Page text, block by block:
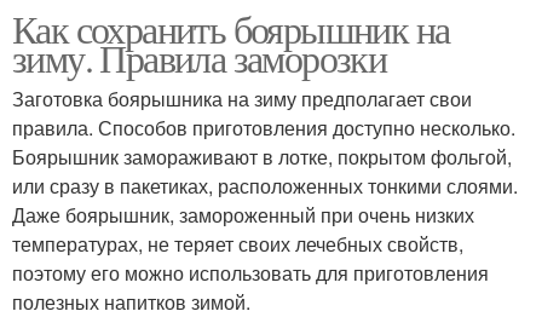
Как сохранить боярышник на
зиму. Правила заморозки
Заготовка боярышника на зиму предполагает свои
правила. Способов приготовления доступно несколько.
Боярышник замораживают в лотке, покрытом фольгой,
или сразу в пакетиках, расположенных тонкими слоями.
Даже боярышник, замороженный при очень низких
температурах, не теряет своих лечебных свойств,
поэтому его можно использовать для приготовления
полезных напитков зимой.